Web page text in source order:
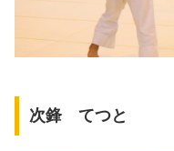
次鋒 てつと